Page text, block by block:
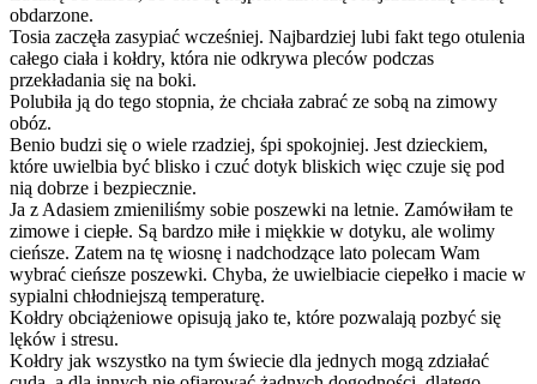
obdarzone.
Tosia zaczęła zasypiać wcześniej. Najbardziej lubi fakt tego otulenia
całego ciała i kołdry, która nie odkrywa pleców podczas
przekładania się na boki.
Polubiła ją do tego stopnia, że chciała zabrać ze sobą na zimowy
obóz.
Benio budzi się o wiele rzadziej, śpi spokojniej. Jest dzieckiem,
które uwielbia być blisko i czuć dotyk bliskich więc czuje się pod
nią dobrze i bezpiecznie.
Ja z Adasiem zmieniliśmy sobie poszewki na letnie. Zamówiłam te
zimowe i ciepłe. Są bardzo miłe i miękkie w dotyku, ale wolimy
cieńsze. Zatem na tę wiosnę i nadchodzące lato polecam Wam
wybrać cieńsze poszewki. Chyba, że uwielbiacie ciepełko i macie w
sypialni chłodniejszą temperaturę.
Kołdry obciążeniowe opisują jako te, które pozwalają pozbyć się
lęków i stresu.
Kołdry jak wszystko na tym świecie dla jednych mogą zdziałać